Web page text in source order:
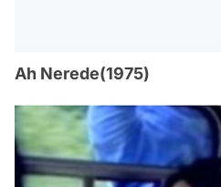
Ah Nerede(1975)